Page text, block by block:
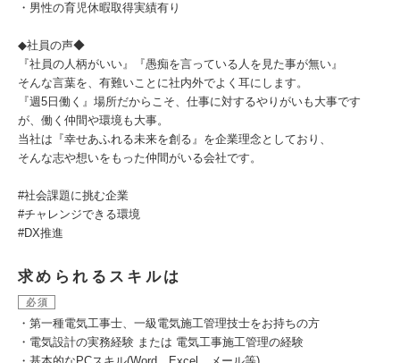
・男性の育児休暇取得実績有り
◆社員の声◆
『社員の人柄がいい』『愚痴を言っている人を見た事が無い』
そんな言葉を、有難いことに社内外でよく耳にします。
『週5日働く』場所だからこそ、仕事に対するやりがいも大事です
が、働く仲間や環境も大事。
当社は『幸せあふれる未来を創る』を企業理念としており、
そんな志や想いをもった仲間がいる会社です。
#社会課題に挑む企業
#チャレンジできる環境
#DX推進
求められるスキルは
必須
・第一種電気工事士、一級電気施工管理技士をお持ちの方
・電気設計の実務経験 または 電気工事施工管理の経験